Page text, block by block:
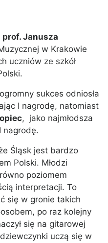
prof. Janusza
w Krakowie
uczniów ze szkół
sukces odniosła
I nagrodę, natomiast
, jako najmłodsza
nagrodę.
Śląsk jest bardzo
Polski. Młodzi
poziomem
interpretacji. To
się w gronie takich
po raz kolejny
się na gitarowej
uczą się w